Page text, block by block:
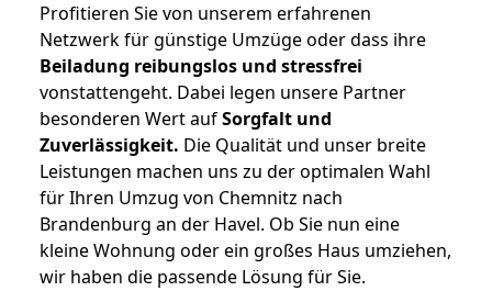
Profitieren Sie von unserem erfahrenen
Netzwerk für günstige Umzüge oder dass ihre
Beiladung reibungslos und stressfrei
vonstattengeht. Dabei legen unsere Partner
besonderen Wert aufSorgfalt und
Zuverlässigkeit. Die Qualität und unser breite
Leistungen machen uns zu der optimalen Wahl
für Ihren Umzug von Chemnitz nach
Brandenburg an der Havel. Ob Sie nun eine
kleine Wohnung oder ein großes Haus umziehen,
wir haben die passende Lösung für Sie.